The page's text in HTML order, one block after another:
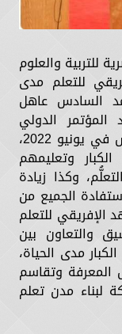
للتربية والعلوم
للتعلم مدى
السادس عاهل
المؤتمر الدولي
السابع لتعليم الكبار، الذي عُقد بمراكش في يونيو 2022،
وتعليمهم
وكذا زيادة
الجميع من
الإفريقي للتعلم
والتعاون بين
مدى الحياة،
المعرفة وتقاسم
لبناء مدن تعلم